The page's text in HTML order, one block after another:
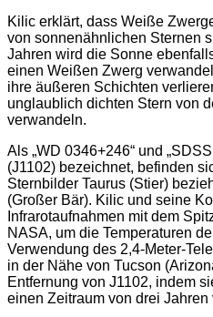
Kilic erklärt, dass Weiße
von sonnenähnlichen Sternen
Jahren wird die Sonne
einen Weißen Zwerg
ihre äußeren Schichten
unglaublich dichten Stern von
verwandeln.
Als „WD 0346+246“ und
(J1102) bezeichnet, befinden
Sternbilder Taurus (Stier)
(Großer Bär). Kilic und seine
Infrarotaufnahmen mit dem
NASA, um die Temperaturen
Verwendung des 2,4-Meter-
in der Nähe von Tucson
Entfernung von J1102, indem
einen Zeitraum von drei Jahren